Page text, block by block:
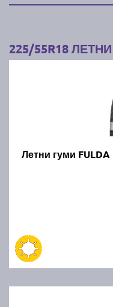
225/55R18
Летни гуми FULDA